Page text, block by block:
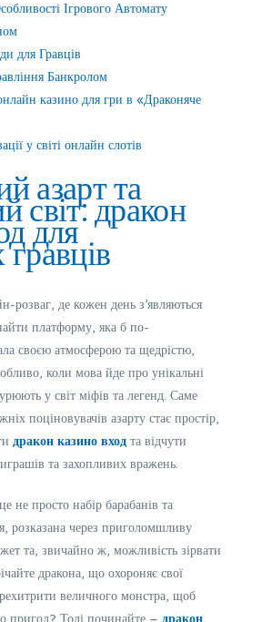
Ігрового Автомату
для Гравців
Банкролом
казино для гри в «Драконяче
у світі онлайн слотів
азарт та
світ: дракон
для
розваг, де кожен день з’являються
платформу, яка б по-
своєю атмосферою та щедрістю,
коли мова йде про унікальні
у світ міфів та легенд. Саме
поціновувачів азарту стає простір,
дракон казино вход та відчути
та захопливих вражень.
не просто набір барабанів та
розказана через приголомшливу
та, звичайно ж, можливість зірвати
дракона, що охороняє свої
величного монстра, щоб